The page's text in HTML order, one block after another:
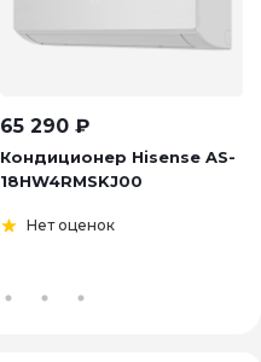
65 290 ₽
Кондиционер Hisense AS-
18HW4RMSKJ00
Нет оценок